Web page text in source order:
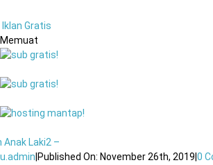
Iklan Gratis
Memuat
Anak Laki2 –
Published On: November 26th, 2019 |0